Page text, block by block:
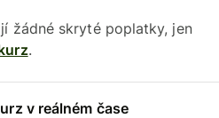
žádné skryté poplatky, jen
.
v reálném čase